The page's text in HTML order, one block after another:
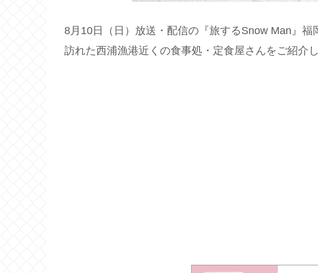
8月10日（日）放送・配信の『旅するSnow Man』
訪れた西浦漁港近くの食事処・定食屋さんをご紹介し